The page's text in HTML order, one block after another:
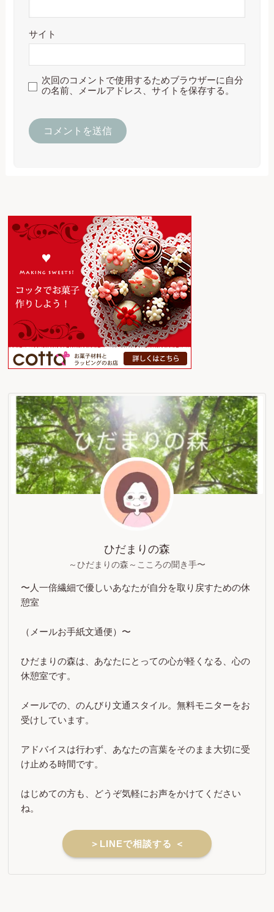
サイト
次回のコメントで使用するためブラウザーに自分
の名前、メールアドレス、サイトを保存する。
ひだまりの森
～ひだまりの森～こころの聞き手〜
〜人一倍繊細で優しいあなたが自分を取り戻すための休
憩室
（メールお手紙文通便）〜
ひだまりの森は、あなたにとっての心が軽くなる、心の
休憩室です。
メールでの、のんびり文通スタイル。無料モニターをお
受けしています。
アドバイスは行わず、あなたの言葉をそのまま大切に受
け止める時間です。
はじめての方も、どうぞ気軽にお声をかけてください
ね。
＞LINEで相談する ＜